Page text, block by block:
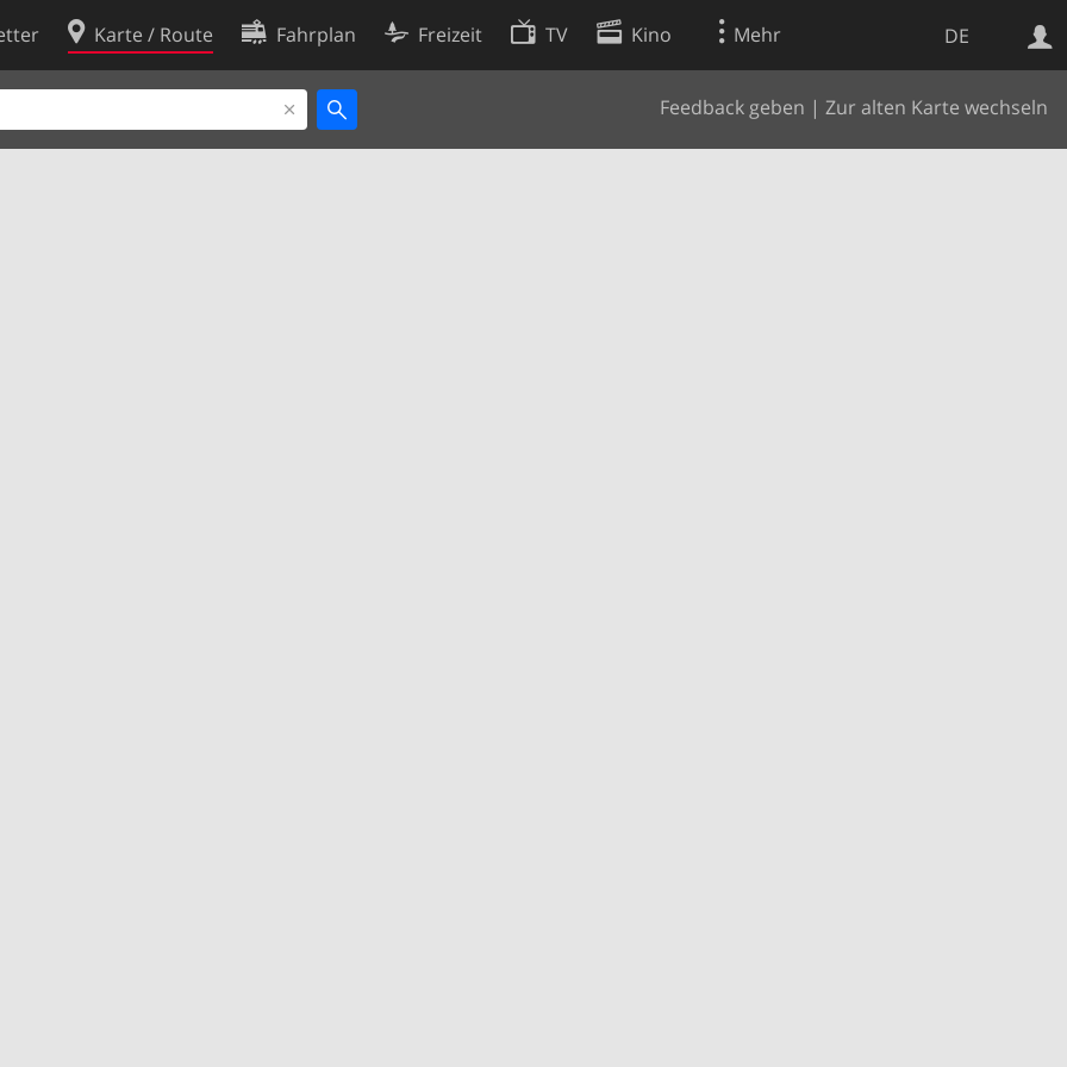
DE
Karte / Route Fahrplan Freizeit TV Kino Mehr
Feedback geben | Zur alten Karte wechseln
Websuche
Cookie-Richtlinie
Cookie-Einstellungen